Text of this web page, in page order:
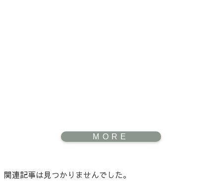
関連記事は見つかりませんでした。